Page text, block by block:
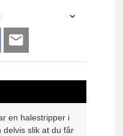
en halestripper i
delvis slik at du får